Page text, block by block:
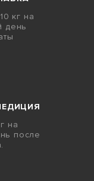
кг на
день
на
после